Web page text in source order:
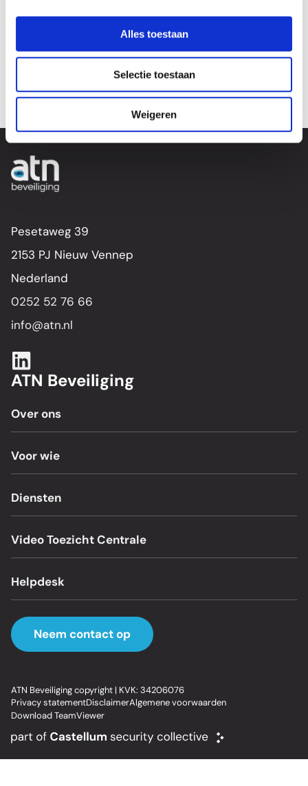
Alles toestaan
Selectie toestaan
Weigeren
Pesetaweg 39
2153 PJ Nieuw Vennep
Nederland
0252 52 76 66
info@atn.nl
ATN Beveiliging
Over ons
Voor wie
Diensten
Video Toezicht Centrale
Helpdesk
Neem contact op
ATN Beveiliging copyright | KVK: 34206076
Privacy statementDisclaimerAlgemene voorwaarden
Download TeamViewer